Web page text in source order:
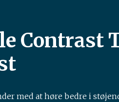
Contrast
med at høre bedre i